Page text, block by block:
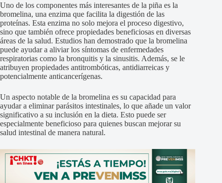
Uno de los componentes más interesantes de la piña es la
bromelina, una enzima que facilita la digestión de las
proteínas. Esta enzima no solo mejora el proceso digestivo,
sino que también ofrece propiedades beneficiosas en diversas
áreas de la salud. Estudios han demostrado que la bromelina
puede ayudar a aliviar los síntomas de enfermedades
respiratorias como la bronquitis y la sinusitis. Además, se le
atribuyen propiedades antitrombóticas, antidiarreicas y
potencialmente anticancerígenas.
Un aspecto notable de la bromelina es su capacidad para
ayudar a eliminar parásitos intestinales, lo que añade un valor
significativo a su inclusión en la dieta. Esto puede ser
especialmente beneficioso para quienes buscan mejorar su
salud intestinal de manera natural.